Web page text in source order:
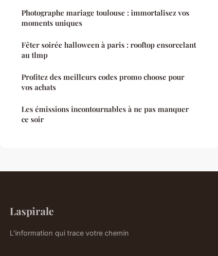
Photographe mariage toulouse : immortalisez vos
moments uniques
Fêter soirée halloween à paris : rooftop ensorcelant
au tlmp
Profitez des meilleurs codes promo choose pour
vos achats
Les émissions incontournables à ne pas manquer
ce soir
Laspirale
L'information qui trace votre chemin